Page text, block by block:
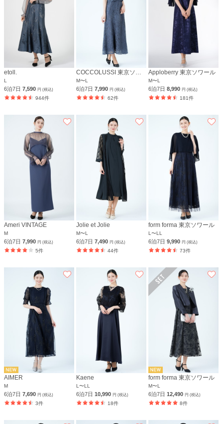
etoll.
L
6泊7日 7,590 円 (税込)
944件
COCCOLUSSI 東京ソワール
M〜L
6泊7日7,990円 (税込)
62件
Apploberry 東京ソワール
M〜L
6泊7日8,990円 (税込)
181件
Ameri VINTAGE
M
6泊7日 7,990 円 (税込)
5件
Jolie et Jolie
M〜L
6泊7日7,490円 (税込)
44件
form forma 東京ソワール
L〜LL
6泊7日9,990円 (税込)
73件
AIMER
M
6泊7日 7,690 円 (税込)
3件
Kaene
L〜LL
6泊7日10,990円 (税込)
18件
form forma 東京ソワール
M〜L
6泊7日12,490円 (税込)
8件